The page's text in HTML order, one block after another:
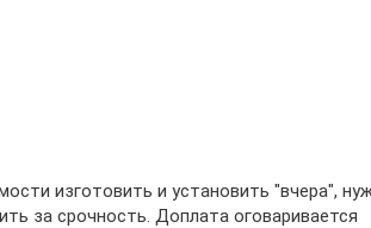
изготовить и установить "вчера",
за срочность. Доплата оговаривается